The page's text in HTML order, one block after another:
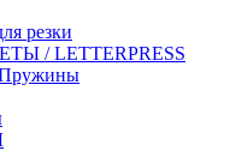
резки
/ LETTERPRESS